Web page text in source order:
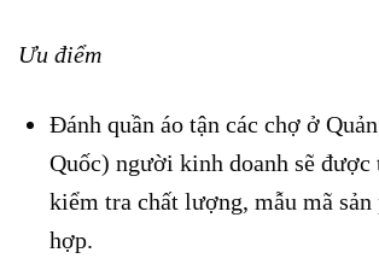
Ưu điểm
Đánh quần áo tận các chợ ở
Quốc) người kinh doanh sẽ được
kiểm tra chất lượng, mẫu mã sản
hợp.